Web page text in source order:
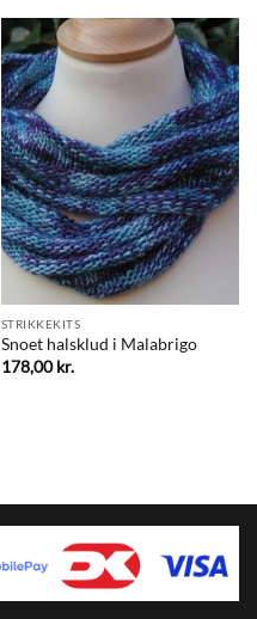
STRIKKEKITS
Snoet halsklud i Malabrigo
178,00kr.